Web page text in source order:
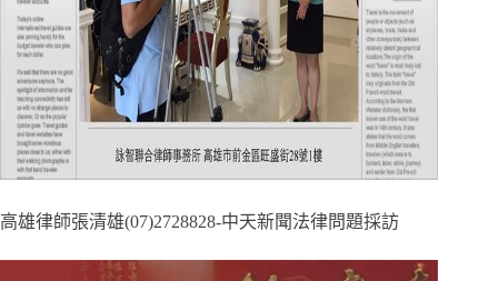
高雄律師張清雄(07)2728828-中天新聞法律問題採訪